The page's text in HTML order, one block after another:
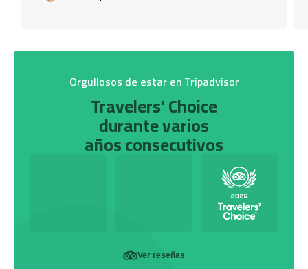
Orgullosos de estar en Tripadvisor
Travelers' Choice
durante varios
años consecutivos
Ver reseñas